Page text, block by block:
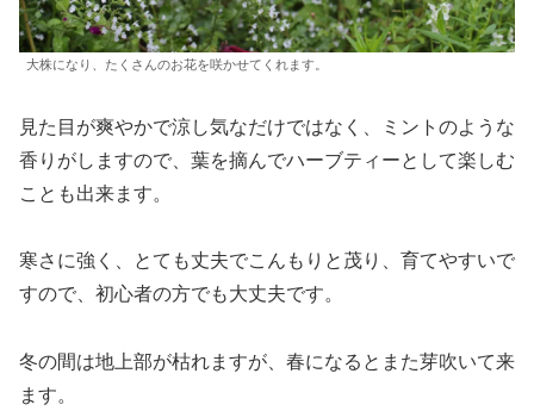
大株になり、たくさんのお花を咲かせてくれます。
見た目が爽やかで涼し気なだけではなく、ミントのような
香りがしますので、葉を摘んでハーブティーとして楽しむ
ことも出来ます。
寒さに強く、とても丈夫でこんもりと茂り、育てやすいで
すので、初心者の方でも大丈夫です。
冬の間は地上部が枯れますが、春になるとまた芽吹いて来
ます。